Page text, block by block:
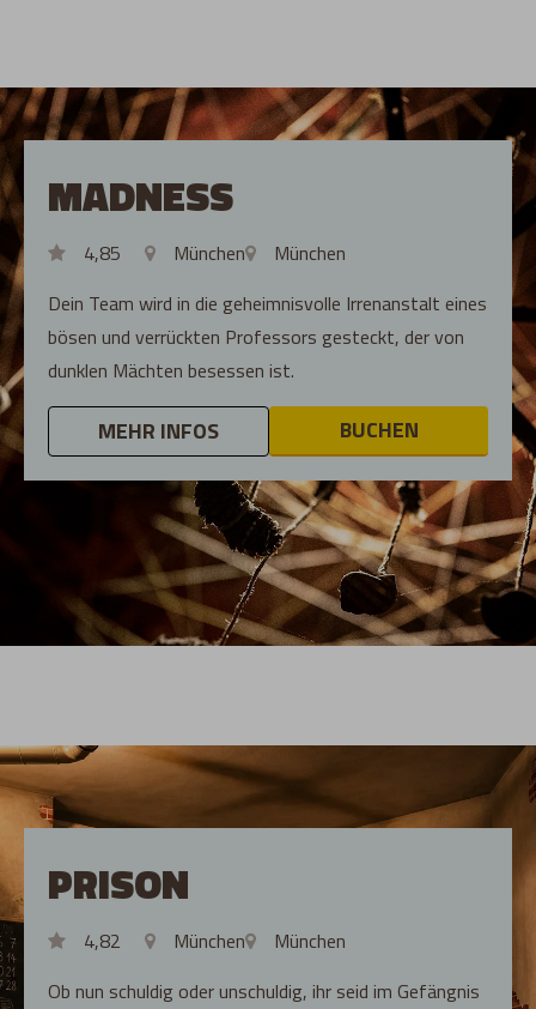
MADNESS
4,85 München
München
Dein Team wird in die geheimnisvolle Irrenanstalt eines
bösen und verrückten Professors gesteckt, der von
dunklen Mächten besessen ist.
MEHR INFOS BUCHEN
PRISON
4,82 München
München
Ob nun schuldig oder unschuldig, ihr seid im Gefängnis